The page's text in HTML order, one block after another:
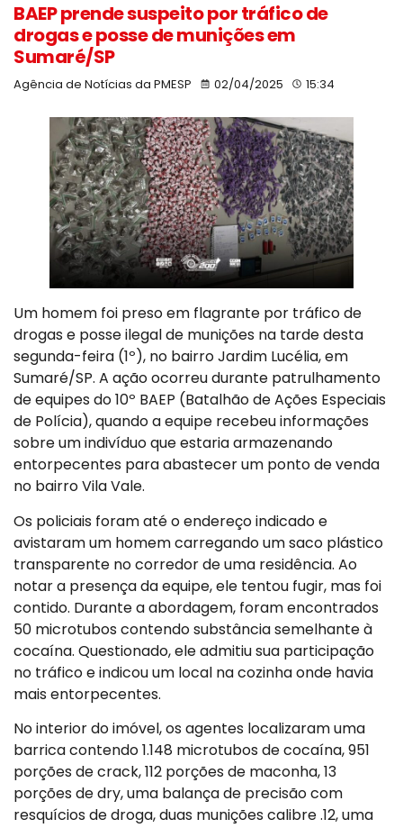
BAEP prende suspeito por tráfico de
drogas e posse de munições em
Sumaré/SP
Agência de Notícias da PMESP 02/04/2025 15:34
Um homem foi preso em flagrante por tráfico de
drogas e posse ilegal de munições na tarde desta
segunda-feira (1º), no bairro Jardim Lucélia, em
Sumaré/SP. A ação ocorreu durante patrulhamento
de equipes do 10º BAEP (Batalhão de Ações Especiais
de Polícia), quando a equipe recebeu informações
sobre um indivíduo que estaria armazenando
entorpecentes para abastecer um ponto de venda
no bairro Vila Vale.
Os policiais foram até o endereço indicado e
avistaram um homem carregando um saco plástico
transparente no corredor de uma residência. Ao
notar a presença da equipe, ele tentou fugir, mas foi
contido. Durante a abordagem, foram encontrados
50 microtubos contendo substância semelhante à
cocaína. Questionado, ele admitiu sua participação
no tráfico e indicou um local na cozinha onde havia
mais entorpecentes.
No interior do imóvel, os agentes localizaram uma
barrica contendo 1.148 microtubos de cocaína, 951
porções de crack, 112 porções de maconha, 13
porções de dry, uma balança de precisão com
resquícios de droga, duas munições calibre .12, uma